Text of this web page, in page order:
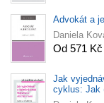
Advokát a
Daniela
Od 571 Kč
Jak
cyklus: Jak